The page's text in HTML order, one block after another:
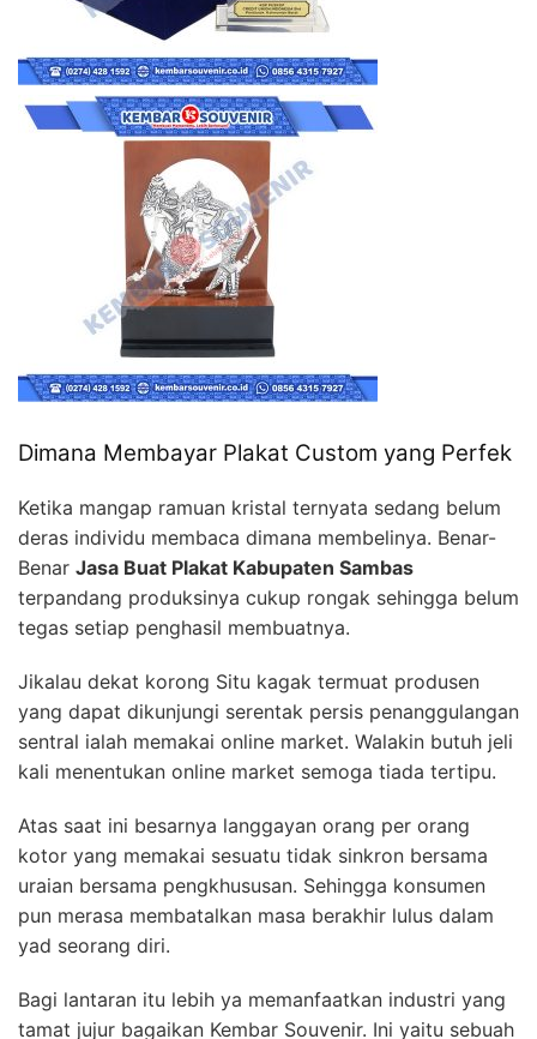
Dimana Membayar Plakat Custom yang Perfek
Ketika mangap ramuan kristal ternyata sedang belum
deras individu membaca dimana membelinya. Benar-
Benar Jasa Buat Plakat Kabupaten Sambas
terpandang produksinya cukup rongak sehingga belum
tegas setiap penghasil membuatnya.
Jikalau dekat korong Situ kagak termuat produsen
yang dapat dikunjungi serentak persis penanggulangan
sentral ialah memakai online market. Walakin butuh jeli
kali menentukan online market semoga tiada tertipu.
Atas saat ini besarnya langgayan orang per orang
kotor yang memakai sesuatu tidak sinkron bersama
uraian bersama pengkhususan. Sehingga konsumen
pun merasa membatalkan masa berakhir lulus dalam
yad seorang diri.
Bagi lantaran itu lebih ya memanfaatkan industri yang
tamat jujur bagaikan Kembar Souvenir. Ini yaitu sebuah